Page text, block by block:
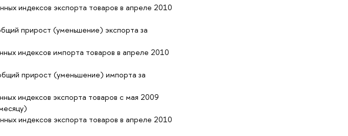
индексов экспорта товаров в апреле 2010
прирост (уменьшение) экспорта за
индексов импорта товаров в апреле 2010
прирост (уменьшение) импорта за
индексов экспорта товаров с мая 2009
индексов экспорта товаров в апреле 2010